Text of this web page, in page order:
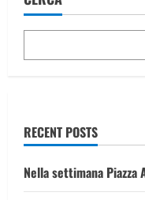
è
RECENT POSTS
Nella settimana